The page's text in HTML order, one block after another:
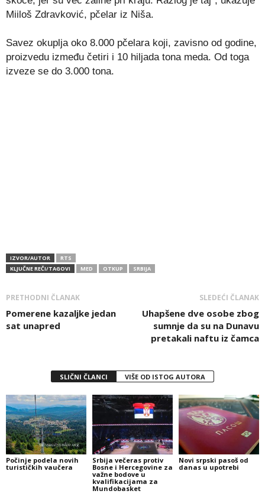
Miiloš Zdravković, pčelar iz Niša.
Savez okuplja oko 8.000 pčelara koji, zavisno od godine,
proizvedu između četiri i 10 hiljada tona meda. Od toga
izveze se do 3.000 tona.
IZVOR/AUTOR
RTS
KLJUČNE REČI/TAGOVI
MED OTKUP SRBIJA
PRETHODNI ČLANAK
Pomerene kazaljke jedan
sat unapred
SLEDEĆI ČLANAK
Uhapšene dve osobe zbog
sumnje da su na Dunavu
pretakali naftu iz čamca
SLIČNI ČLANCI VIŠE OD ISTOG AUTORA
Počinje podela novih
turističkih vaučera
Srbija večeras protiv
Bosne i Hercegovine za
važne bodove u
kvalifikacijama za
Mundobasket
Novi srpski pasoš od
danas u upotrebi